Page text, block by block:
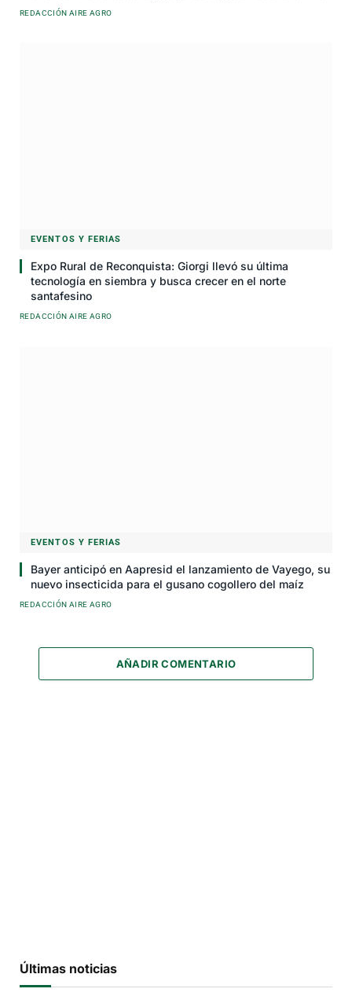
REDACCIÓN AIRE AGRO
EVENTOS Y FERIAS
Expo Rural de Reconquista: Giorgi llevó su última
tecnología en siembra y busca crecer en el norte
santafesino
REDACCIÓN AIRE AGRO
EVENTOS Y FERIAS
Bayer anticipó en Aapresid el lanzamiento de Vayego, su
nuevo insecticida para el gusano cogollero del maíz
REDACCIÓN AIRE AGRO
AÑADIR COMENTARIO
Últimas noticias